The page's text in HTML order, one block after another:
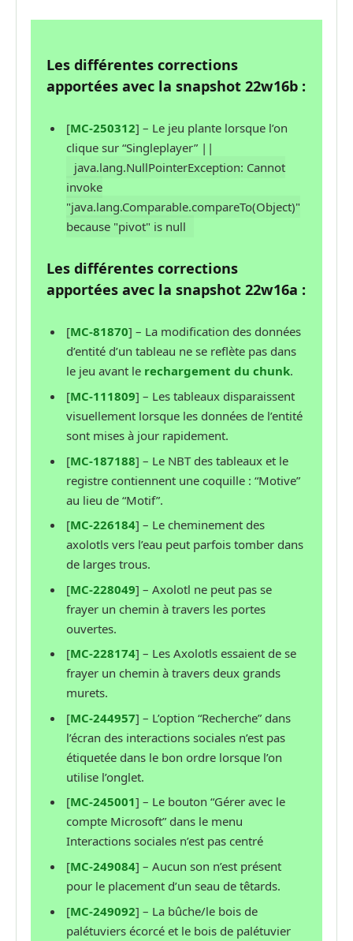
Les différentes corrections
apportées avec la snapshot 22w16b :
[MC-250312] – Le jeu plante lorsque l’on
clique sur “Singleplayer” ||
java.lang.NullPointerException: Cannot
invoke
"java.lang.Comparable.compareTo(Object)"
because "pivot" is null
Les différentes corrections
apportées avec la snapshot 22w16a :
[MC-81870] – La modification des données
d’entité d’un tableau ne se reflète pas dans
le jeu avant le rechargement du chunk.
[MC-111809] – Les tableaux disparaissent
visuellement lorsque les données de l’entité
sont mises à jour rapidement.
[MC-187188] – Le NBT des tableaux et le
registre contiennent une coquille : “Motive”
au lieu de “Motif”.
[MC-226184] – Le cheminement des
axolotls vers l’eau peut parfois tomber dans
de larges trous.
[MC-228049] – Axolotl ne peut pas se
frayer un chemin à travers les portes
ouvertes.
[MC-228174] – Les Axolotls essaient de se
frayer un chemin à travers deux grands
murets.
[MC-244957] – L’option “Recherche” dans
l’écran des interactions sociales n’est pas
étiquetée dans le bon ordre lorsque l’on
utilise l’onglet.
[MC-245001] – Le bouton “Gérer avec le
compte Microsoft” dans le menu
Interactions sociales n’est pas centré
[MC-249084] – Aucun son n’est présent
pour le placement d’un seau de têtards.
[MC-249092] – La bûche/le bois de
palétuviers écorcé et le bois de palétuvier